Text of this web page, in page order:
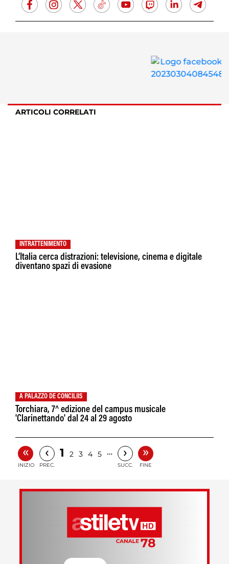
ARTICOLI CORRELATI
INTRATTENIMENTO
L’Italia cerca distrazioni: televisione, cinema e digitale
diventano spazi di evasione
A PALAZZO DE CONCILIIS
Torchiara, 7^ edizione del campus musicale
'Clarinettando' dal 24 al 29 agosto
«
INIZIO
‹
PREC.
1 2 3 4 5 … ›
SUCC.
»
FINE